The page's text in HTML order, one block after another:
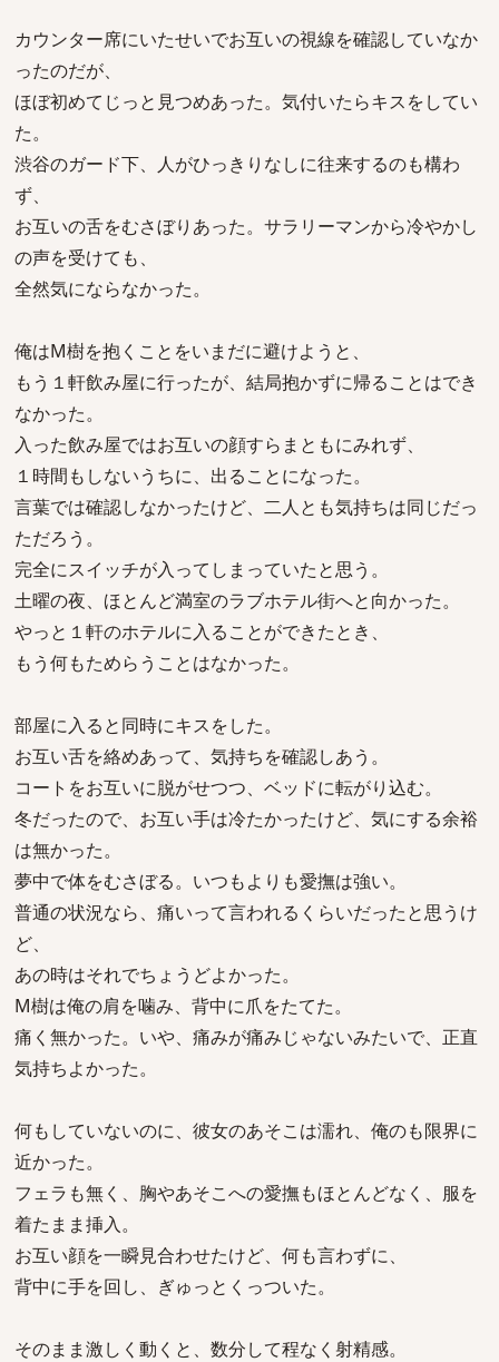
カウンター席にいたせいでお互いの視線を確認していなか
ったのだが、
ほぼ初めてじっと見つめあった。気付いたらキスをしてい
た。
渋谷のガード下、人がひっきりなしに往来するのも構わ
ず、
お互いの舌をむさぼりあった。サラリーマンから冷やかし
の声を受けても、
全然気にならなかった。
俺はM樹を抱くことをいまだに避けようと、
もう１軒飲み屋に行ったが、結局抱かずに帰ることはでき
なかった。
入った飲み屋ではお互いの顔すらまともにみれず、
１時間もしないうちに、出ることになった。
言葉では確認しなかったけど、二人とも気持ちは同じだっ
ただろう。
完全にスイッチが入ってしまっていたと思う。
土曜の夜、ほとんど満室のラブホテル街へと向かった。
やっと１軒のホテルに入ることができたとき、
もう何もためらうことはなかった。
部屋に入ると同時にキスをした。
お互い舌を絡めあって、気持ちを確認しあう。
コートをお互いに脱がせつつ、ベッドに転がり込む。
冬だったので、お互い手は冷たかったけど、気にする余裕
は無かった。
夢中で体をむさぼる。いつもよりも愛撫は強い。
普通の状況なら、痛いって言われるくらいだったと思うけ
ど、
あの時はそれでちょうどよかった。
M樹は俺の肩を噛み、背中に爪をたてた。
痛く無かった。いや、痛みが痛みじゃないみたいで、正直
気持ちよかった。
何もしていないのに、彼女のあそこは濡れ、俺のも限界に
近かった。
フェラも無く、胸やあそこへの愛撫もほとんどなく、服を
着たまま挿入。
お互い顔を一瞬見合わせたけど、何も言わずに、
背中に手を回し、ぎゅっとくっついた。
そのまま激しく動くと、数分して程なく射精感。